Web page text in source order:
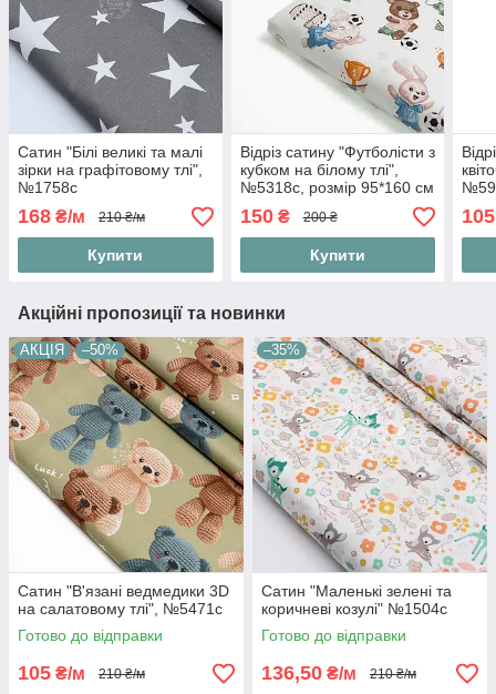
Сатин "Білі великі та малі
зірки на графітовому тлі",
№1758с
168 ₴/м 210 ₴/м
Купити
Відріз сатину "Футболісти з
кубком на білому тлі",
№5318с, розмір 95*160 см
150₴ 200 ₴
Купити
Акційні пропозиції та новинки
АКЦІЯ –50%
Сатин "В'язані ведмедики 3D
на салатовому тлі", №5471с
Готово до відправки
105 ₴/м 210 ₴/м
–35%
Сатин "Маленькі зелені та
коричневі козулі" №1504с
Готово до відправки
136,50 ₴/м 210 ₴/м